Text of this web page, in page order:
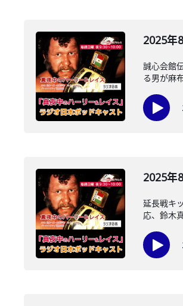
2025年
誠心会館
る男が麻
2025年
延長戦キ
応、鈴木